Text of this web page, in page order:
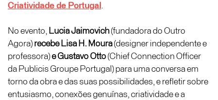
Criatividade de Portugal .
No evento, Lucia Jaimovich(fundadora do Outro
Agora) recebe Lisa H. Moura(designer independente e
professora)e Gustavo Otto(Chief Connection Officer
da Publicis Groupe Portugal) para uma conversa em
torno da obra e das suas possibilidades, e refletir sobre
entusiasmo, conexões genuínas, criatividade e a